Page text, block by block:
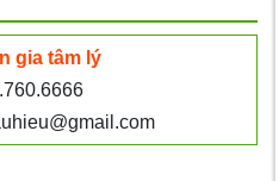
gia tâm lý